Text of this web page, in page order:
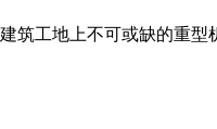
筑工地上不可或缺的重